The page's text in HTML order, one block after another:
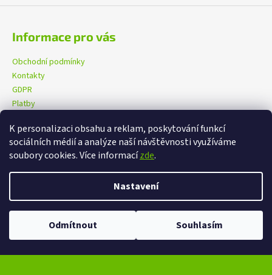
K personalizaci obsahu a reklam, poskytování funkcí
sociálních médií a analýze naší návštěvnosti využíváme
soubory cookies. Více informacízde.
Nastavení
Odmítnout Souhlasím
Informace pro vás
Obchodní podmínky
Kontakty
GDPR
Platby
eXtrem-audio na facebooku eXtrem-audio na Instagramu
Copyright 2026eXtrem-audio.cz. Všechna práva vyhrazena.
Upravit nastavení cookies